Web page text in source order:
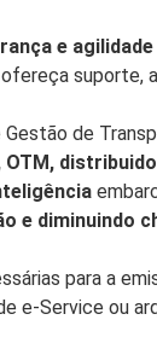
e agilidade
suporte,
de
e diminuindo
para a
e-Service ou